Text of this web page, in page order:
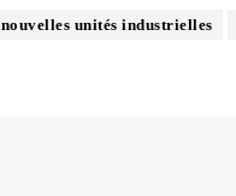
nouvelles unités industrielles